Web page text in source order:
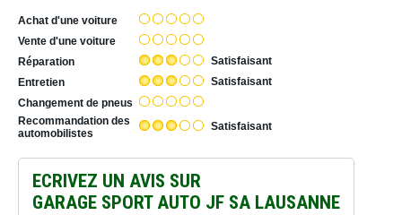
Achat d'une voiture
Vente d'une voiture
Réparation
Satisfaisant
Entretien
Satisfaisant
Changement de pneus
Recommandation des
automobilistes
Satisfaisant
ECRIVEZ UN AVIS SUR
GARAGE SPORT AUTO JF SA LAUSANNE